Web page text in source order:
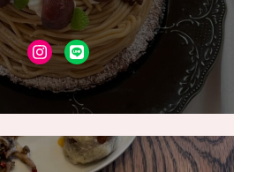
Instagram
LINE
友
達
追
加